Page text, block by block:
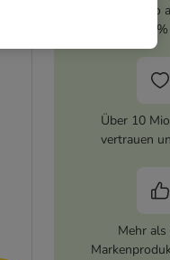
zooplus Abo
immer
Über 10
vertrauen
Mehr